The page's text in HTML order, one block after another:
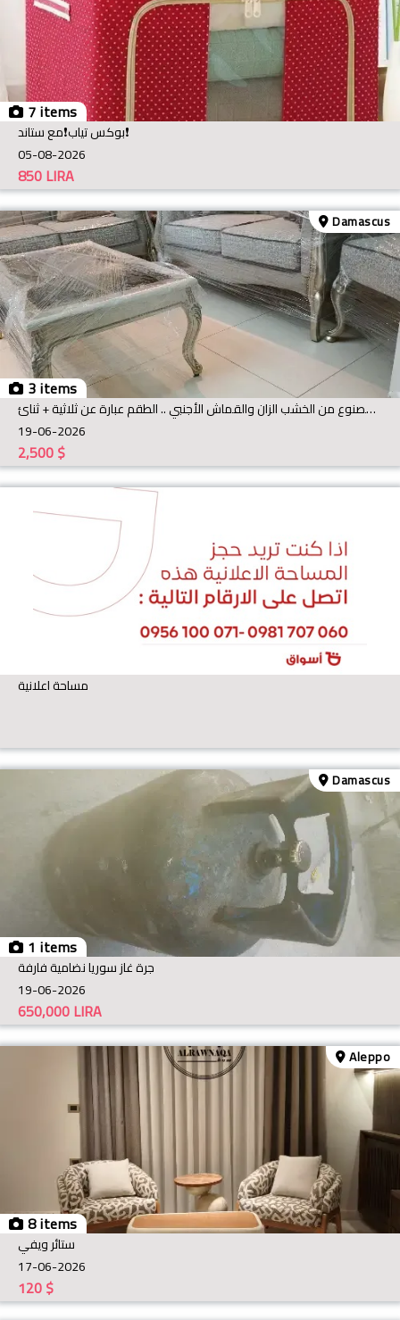
7 items
بوكس تياب❗️مع ستاند❗️
05-08-2026
LIRA
850
3 items
Damascus
للبيع .. طقم كنبايات جديد ومغلف مصنوع من الخشب الزان والقماش الأجنبي .. الطقم عبارة عن ثلاثية + ثنائ
19-06-2026
$
2,500
مساحة اعلانية
1 items
Damascus
جرة غاز سوريا نضامية فارفة
19-06-2026
LIRA
650,000
8 items
Aleppo
ستائر ويفي
17-06-2026
$
120